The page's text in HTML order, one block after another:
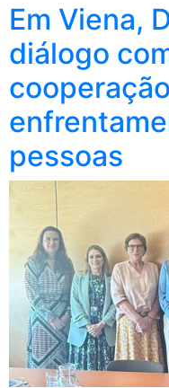
Em Viena,
diálogo
pessoas